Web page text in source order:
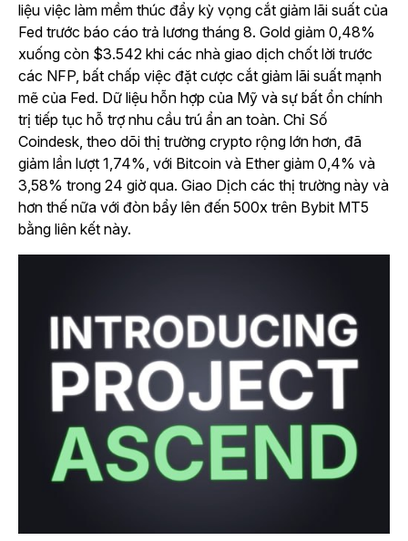
liệu việc làm mềm thúc đẩy kỳ vọng cắt giảm lãi suất của
Fed trước báo cáo trả lương tháng 8. Gold giảm 0,48%
xuống còn $3.542 khi các nhà giao dịch chốt lời trước
các NFP, bất chấp việc đặt cược cắt giảm lãi suất mạnh
mẽ của Fed. Dữ liệu hỗn hợp của Mỹ và sự bất ổn chính
trị tiếp tục hỗ trợ nhu cầu trú ẩn an toàn. Chỉ Số
Coindesk, theo dõi thị trường crypto rộng lớn hơn, đã
giảm lần lượt 1,74%, với Bitcoin và Ether giảm 0,4% và
3,58% trong 24 giờ qua. Giao Dịch các thị trường này và
hơn thế nữa với đòn bẩy lên đến 500x trên Bybit MT5
bằng liên kết này.